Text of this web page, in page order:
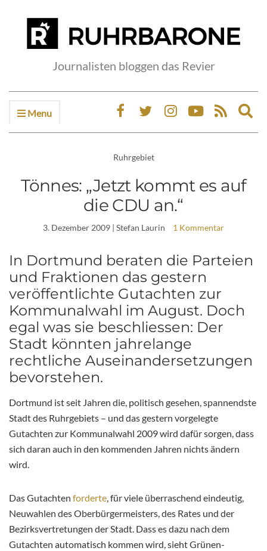
Journalisten bloggen das Revier
Menu
Ruhrgebiet
Tönnes: „Jetzt kommt es auf
die CDU an.“
3. Dezember 2009 | Stefan Laurin 1 Kommentar
In Dortmund beraten die Parteien
und Fraktionen das gestern
veröffentlichte Gutachten zur
Kommunalwahl im August. Doch
egal was sie beschliessen: Der
Stadt könnten jahrelange
rechtliche Auseinandersetzungen
bevorstehen.
Dortmund ist seit Jahren die, politisch gesehen, spannendste
Stadt des Ruhrgebiets – und das gestern vorgelegte
Gutachten zur Kommunalwahl 2009 wird dafür sorgen, dass
sich daran auch in den kommenden Jahren nichts ändern
wird.
Das Gutachten forderte, für viele überraschend eindeutig,
Neuwahlen des Oberbürgermeisters, des Rates und der
Bezirksvertretungen der Stadt. Dass es dazu nach dem
Gutachten automatisch kommen wird, sieht Grünen-